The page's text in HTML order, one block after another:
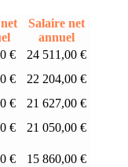
Salaire net
annuel
€
24 511,00 €
€
22 204,00 €
€
21 627,00 €
€
21 050,00 €
€ 15 860,00 €